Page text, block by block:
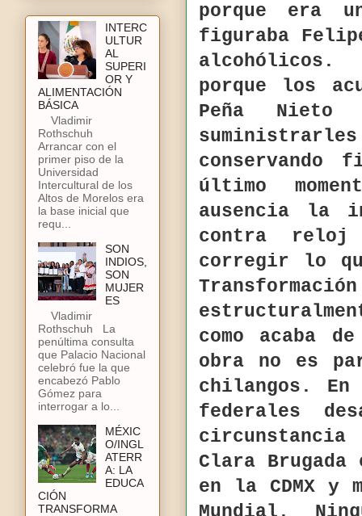
porque era
figuraba
alcohólicos.
porque los
Peña Nieto
conservando
último
ausencia la
contra reloj
corregir lo
como acaba
obra no es
chilangos.
federales
Clara
en la CDMX y
INTERC
ULTUR
AL
SUPERI
OR Y
ALIMENTACIÓN
BÁSICA
Vladimir
Rothschuh
Arrancar con el
primer piso de la
Universidad
Intercultural de los
Altos de Morelos era
la base inicial que
requ...
SON
INDIOS,
SON
MUJER
ES
Vladimir
Rothschuh La
penúltima consulta
que Palacio Nacional
celebró fue la que
encabezó Pablo
Gómez para
interrogar a lo...
MÉXIC
O/INGL
ATERR
A: LA
EDUCA
CIÓN
TRANSFORMA